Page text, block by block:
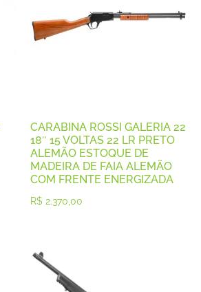
CARABINA ROSSI GALERIA 22
18″ 15 VOLTAS 22 LR PRETO
ALEMÃO ESTOQUE DE
MADEIRA DE FAIA ALEMÃO
COM FRENTE ENERGIZADA
R$ 2.370,00